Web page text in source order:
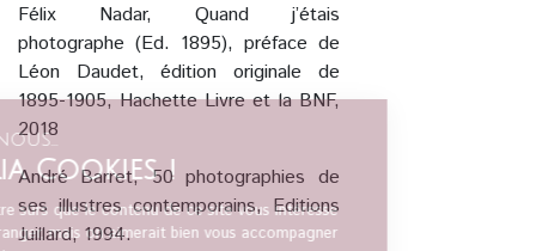
Félix Nadar, Quand j’étais
photographe (Ed. 1895), préface de
Léon Daudet, édition originale de
1895-1905, Hachette Livre et la BNF,
2018
André Barret, 50 photographies de
ses illustres contemporains, Editions
Juillard, 1994.